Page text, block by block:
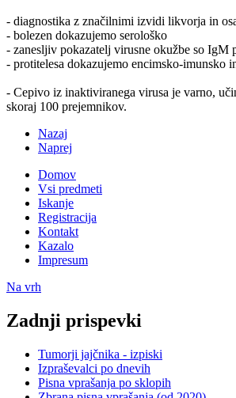
- diagnostika z značilnimi izvidi likvorja in
- bolezen dokazujemo serološko
- zanesljiv pokazatelj virusne okužbe so IgM
- protitelesa dokazujemo encimsko-imunsko
- Cepivo iz inaktiviranega virusa je varno,
skoraj 100 prejemnikov.
Nazaj
Naprej
Domov
Vsi predmeti
Iskanje
Registracija
Kontakt
Kazalo
Impresum
Na vrh
Zadnji prispevki
Tumorji jajčnika - izpiski
Izpraševalci po dnevih
Pisna vprašanja po sklopih